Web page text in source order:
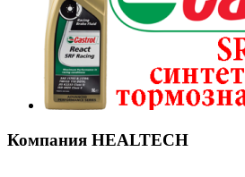
Компания HEALTECH